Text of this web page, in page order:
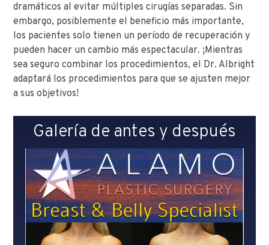
dramáticos al evitar múltiples cirugías separadas. Sin
embargo, posiblemente el beneficio más importante,
los pacientes solo tienen un período de recuperación y
pueden hacer un cambio más espectacular. ¡Mientras
sea seguro combinar los procedimientos, el Dr. Albright
adaptará los procedimientos para que se ajusten mejor
a sus objetivos!
Galería de antes y después